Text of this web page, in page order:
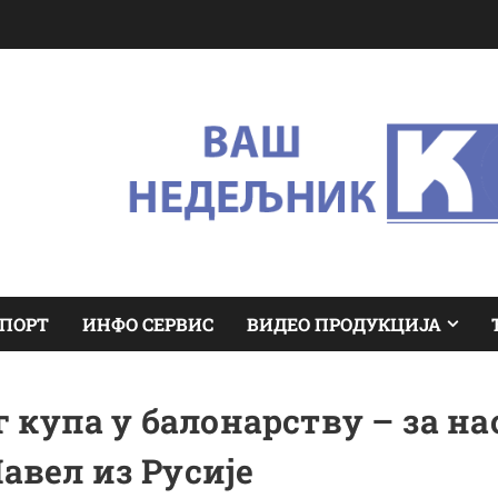
ИНФО СЕРВИС ВИДЕО ПРОДУКЦИЈА
у балонарству – за
из Русије